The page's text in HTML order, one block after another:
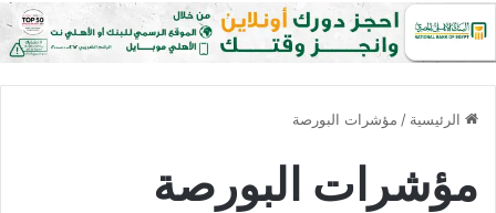
الرئيسية / مؤشرات البورصة
مؤشرات البورصة